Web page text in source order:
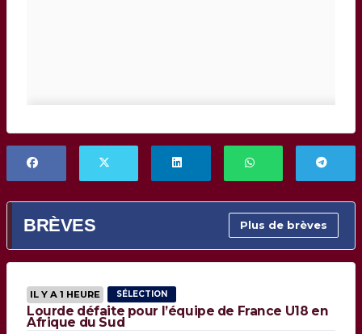
BRÈVES Plus de brèves
IL Y A 1 HEURE SÉLECTION
Lourde défaite pour l’équipe de France U18 en
Afrique du Sud